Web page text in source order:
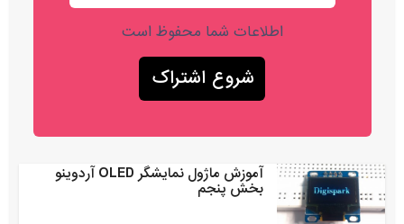
اطلاعات شما محفوظ است
آموزش ماژول نمایشگر OLED آردوینو
بخش پنجم